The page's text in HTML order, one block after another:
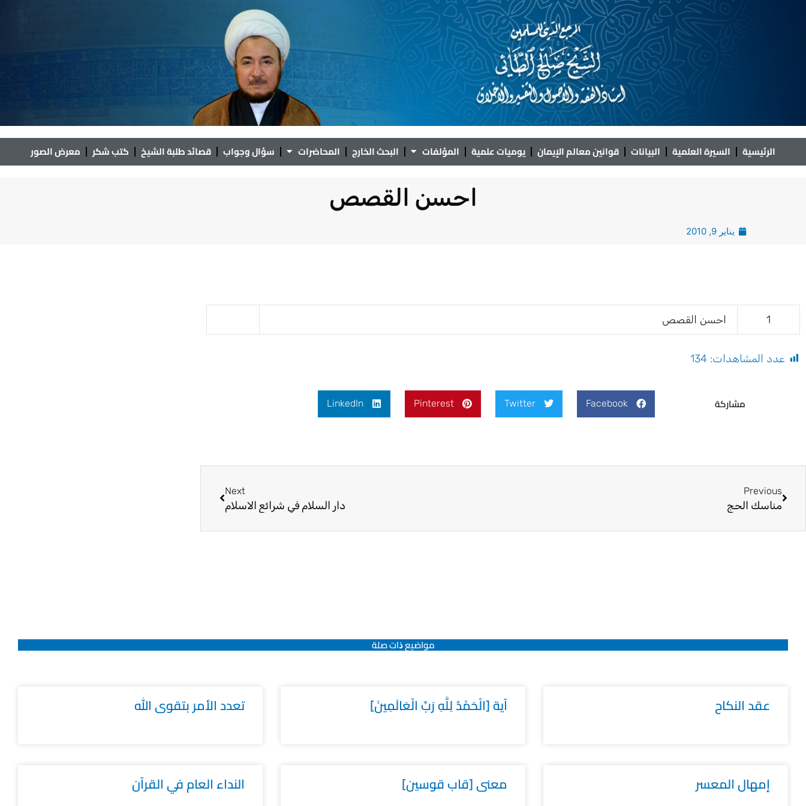
الرئيسية السيرة العلمية البيانات قوانين معالم الإيمان يوميات علمية المؤلفات البحث الخارج المحاضرات سؤال وجواب قصائد طلبة الشيخ كتب شكر معرض الصور
احسن القصص
يناير 9, 2010
1 احسن القصص
عدد المشاهدات: 134
مشاركة Facebook
Twitter
Pinterest
LinkedIn
Previous
مناسك الحج
Next
دار السلام في شرائع الاسلام
مواضيع ﺫات صلة
عقد النكاح آية [الْحَمْدُ لِلَّهِ رَبِّ الْعَالَمِينَ] تعدد الأمر بتقوى الله
إمهال المعسر معنى [قاب قوسين] النداء العام في القرآن